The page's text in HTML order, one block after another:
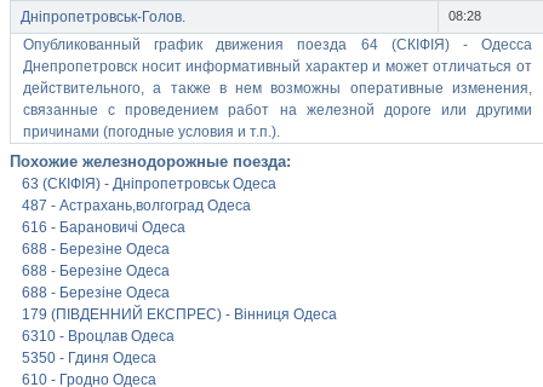
Дніпропетровськ-Голов. 08:28
Опубликованный график движения поезда 64 (СКІФІЯ) - Одесса
Днепропетровск носит информативный характер и может отличаться от
действительного, а также в нем возможны оперативные изменения,
связанные с проведением работ на железной дороге или другими
причинами (погодные условия и т.п.).
Похожие железнодорожные поезда:
63 (СКІФІЯ) - Дніпропетровськ Одеса
487 - Астрахань,волгоград Одеса
616 - Барановичі Одеса
688 - Березіне Одеса
688 - Березіне Одеса
688 - Березіне Одеса
179 (ПІВДЕННИЙ ЕКСПРЕС) - Вінниця Одеса
6310 - Вроцлав Одеса
5350 - Гдиня Одеса
610 - Гродно Одеса